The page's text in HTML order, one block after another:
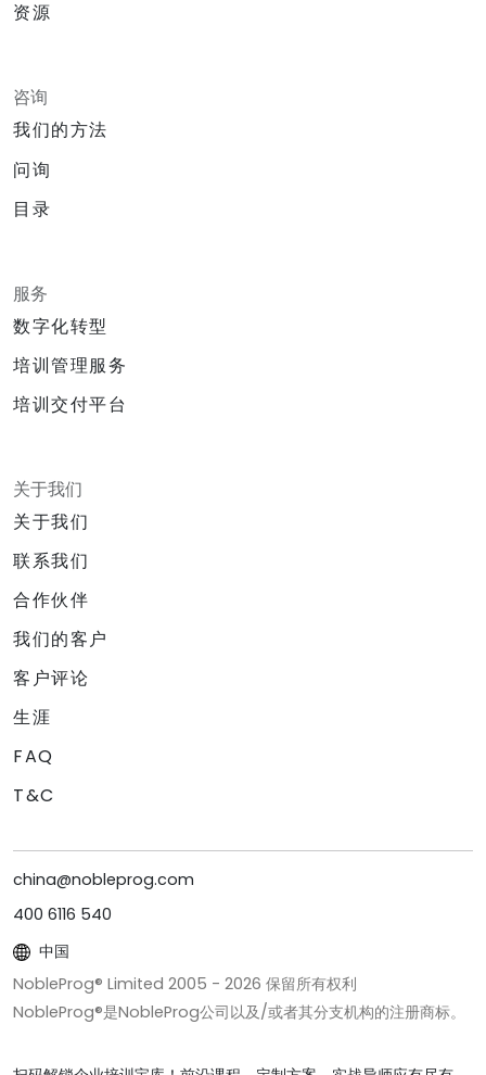
资源
咨询
我们的方法
问询
目录
服务
数字化转型
培训管理服务
培训交付平台
关于我们
关于我们
联系我们
合作伙伴
我们的客户
客户评论
生涯
FAQ
T&C
china@nobleprog.com
400 6116 540
中国
NobleProg® Limited 2005 - 2026 保留所有权利
NobleProg®是NobleProg公司以及/或者其分支机构的注册商标。